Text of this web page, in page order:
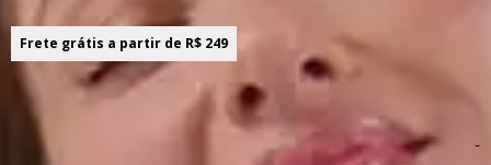
Frete grátis a partir de R$ 249
Sobre o produto! ;) -